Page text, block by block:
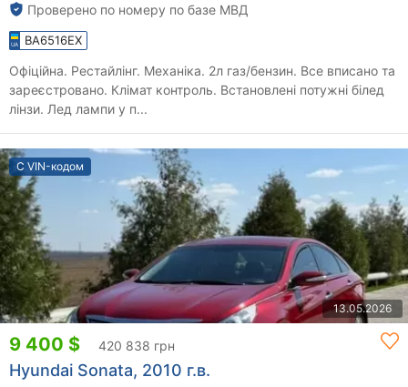
Проверено по номеру по базе МВД
BA6516EX
Офіційна. Рестайлінг. Механіка. 2л газ/бензин. Все вписано та
зареєстровано. Клімат контроль. Встановлені потужні білед
лінзи. Лед лампи у п...
С VIN-кодом
13.05.2026
9 400 $ 420 838 грн
Hyundai Sonata, 2010 г.в.